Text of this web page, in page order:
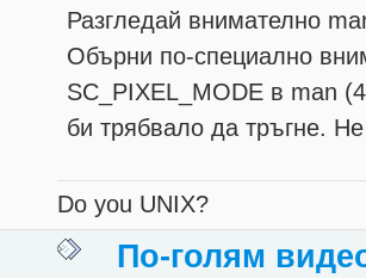
Разгледай внимателно
Обърни по-специално
SC_PIXEL_MODE в man
би трябвало да тръгне.
Do you UNIX?
По-голям